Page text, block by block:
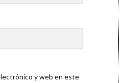
y web en este